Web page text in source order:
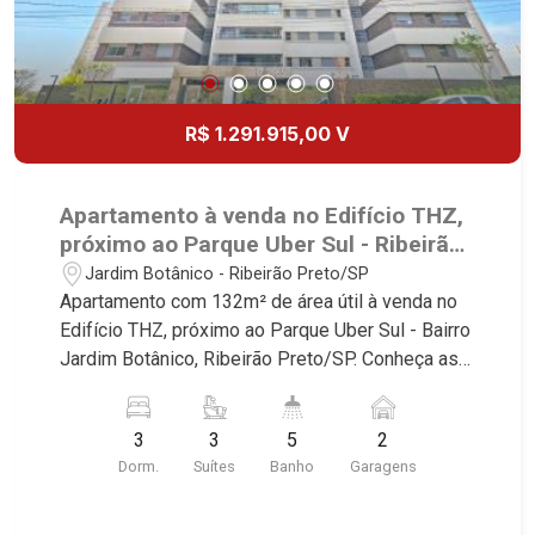
Nova Aliança, Boulevard, Higienópolis, Sumaré,
Jardim América, Alto do Ipê, Jardim Irajá, Royal
Park, Jardim Califórnia, Quinta da Primavera,
Bonfim Paulista, Vila Seixas, Jardim Paulista,
Jardim Paulistano, Lagoinha, Ribeirânia, Nova
Ribeirânia, Jardim Macedo, Jardim São Luiz,
Recreio das Acácias, Jardim Ana Maria, San
Marco, Vila Romana, Bosque dos Juritis, Jardim
dos Guaporés e Bella Città Residencial e
Industrial. Avenida João Fiúsa, 1051 - Alto da Boa
Vista | Ribeirão Preto
R$ 1.291.915,00 V
Apartamento à venda no Edifício THZ,
próximo ao Parque Uber Sul - Ribeirão
Preto/SP.
Jardim Botânico - Ribeirão Preto/SP
Apartamento com 132m² de área útil à venda no
Edifício THZ, próximo ao Parque Uber Sul - Bairro
Jardim Botânico, Ribeirão Preto/SP. Conheça as
Imobiliária selecionou para você: - 132m² de área
útil - 3 suítes - Sala 2 ambientes - Lavabo -
Cozinha - Área de serviço - Banheiro de serviço -
3
Dorm.
3
Suítes
5
Banho
2
Garagens